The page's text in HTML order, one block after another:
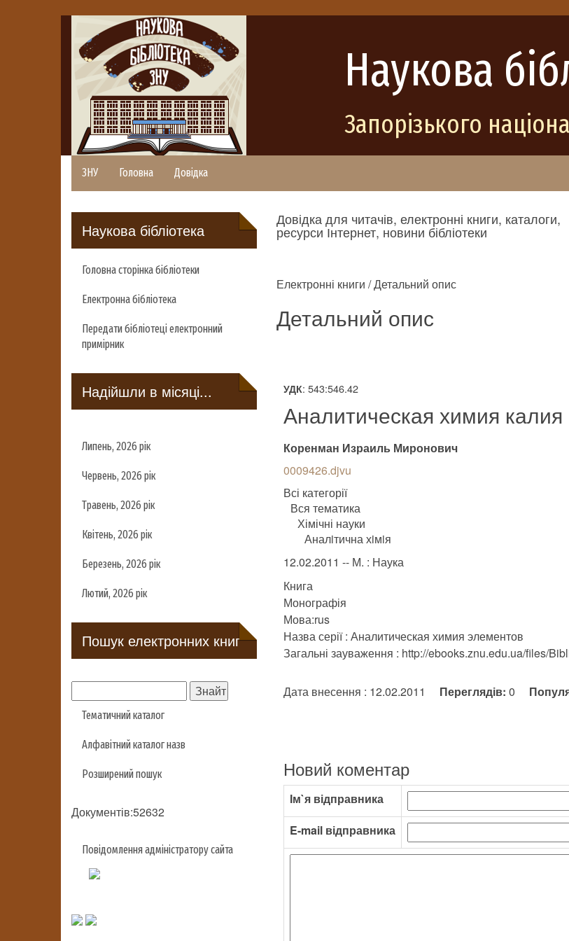
Наукова
Запорізького
ЗНУ Головна Довідка
Наукова бібліотека
Головна сторінка бібліотеки
Електронна бібліотека
Передати бібліотеці електронний
примірник
Надійшли в місяці...
Липень, 2026 рік
Червень, 2026 рік
Травень, 2026 рік
Квітень, 2026 рік
Березень, 2026 рік
Лютий, 2026 рік
Пошук електронних книг
Тематичний каталог
Алфавітний каталог назв
Розширений пошук
Документів:52632
Повідомлення адміністратору сайта
Довідка для читачів, електронні книги, каталоги,
ресурси Інтернет, новини бібліотеки
Електронні книги / Детальний опис
Детальний опис
УДК: 543:546.42
Аналитическая химия калия
Коренман Израиль Миронович
0009426.djvu
Всі категорії
Вся тематика
Хімічні науки
Аналiтична хiмiя
12.02.2011 -- М. : Наука
Книга
Монографія
Мова:rus
Назва серії : Аналитическая химия элементов
Загальні зауваження : http://ebooks.znu.edu.ua/files/
Дата внесення : 12.02.2011 Переглядів: 0
Новий коментар
Ім`я відправника
E-mail відправника